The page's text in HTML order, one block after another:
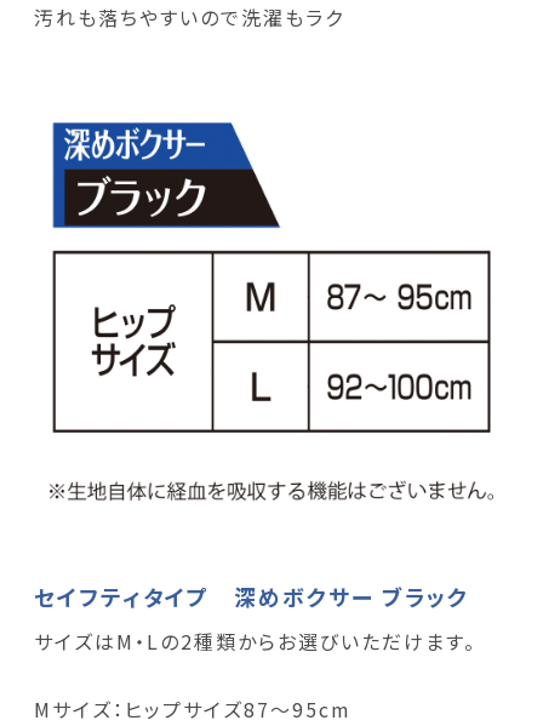
汚れも落ちやすいので洗濯もラク
セイフティタイプ 深めボクサー ブラック
サイズはM・Lの2種類からお選びいただけます。
Mサイズ：ヒップサイズ87～95cm